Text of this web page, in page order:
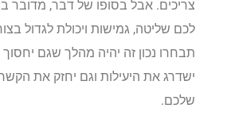
צריכים. אבל בסופו של דבר, מדובר
לכם שליטה, גמישות ויכולת לגדול
תבחרו נכון זה יהיה מהלך שגם יחסוך
ישדרג את היעילות וגם יחזק את הקשר
שלכם.